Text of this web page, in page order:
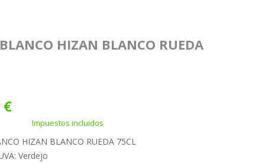
HIZAN BLANCO RUEDA
€
Impuestos incluidos
HIZAN BLANCO RUEDA 75CL
Verdejo